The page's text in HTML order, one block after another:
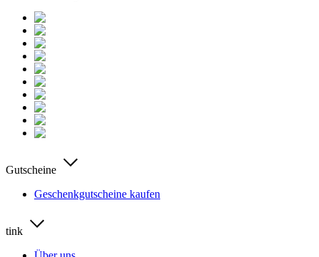
Gutscheine
Geschenkgutscheine kaufen
tink